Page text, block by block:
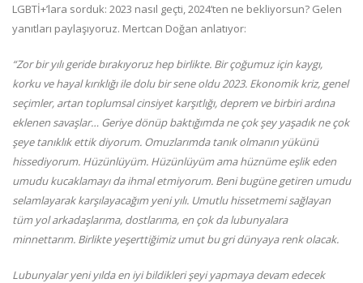
LGBTİ+’lara sorduk: 2023 nasıl geçti, 2024’ten ne bekliyorsun? Gelen
yanıtları paylaşıyoruz. Mertcan Doğan anlatıyor:
“Zor bir yılı geride bırakıyoruz hep birlikte. Bir çoğumuz için kaygı,
korku ve hayal kırıklığı ile dolu bir sene oldu 2023. Ekonomik kriz, genel
seçimler, artan toplumsal cinsiyet karşıtlığı, deprem ve birbiri ardına
eklenen savaşlar… Geriye dönüp baktığımda ne çok şey yaşadık ne çok
şeye tanıklık ettik diyorum. Omuzlarımda tanık olmanın yükünü
hissediyorum. Hüzünlüyüm. Hüzünlüyüm ama hüznüme eşlik eden
umudu kucaklamayı da ihmal etmiyorum. Beni bugüne getiren umudu
selamlayarak karşılayacağım yeni yılı. Umutlu hissetmemi sağlayan
tüm yol arkadaşlarıma, dostlarıma, en çok da lubunyalara
minnettarım. Birlikte yeşerttiğimiz umut bu gri dünyaya renk olacak.
Lubunyalar yeni yılda en iyi bildikleri şeyi yapmaya devam edecek